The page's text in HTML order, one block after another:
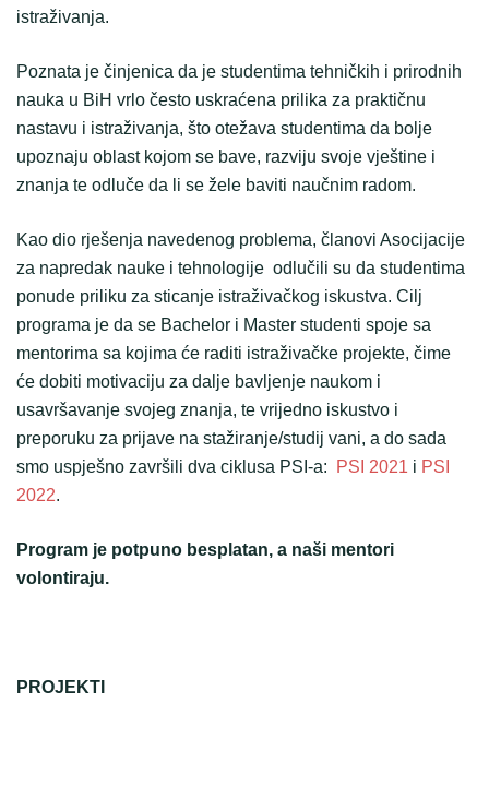
istraživanja.
Poznata je činjenica da je studentima tehničkih i prirodnih
nauka u BiH vrlo često uskraćena prilika za praktičnu
nastavu i istraživanja, što otežava studentima da bolje
upoznaju oblast kojom se bave, razviju svoje vještine i
znanja te odluče da li se žele baviti naučnim radom.
Kao dio rješenja navedenog problema, članovi Asocijacije
za napredak nauke i tehnologije odlučili su da studentima
ponude priliku za sticanje istraživačkog iskustva. Cilj
programa je da se Bachelor i Master studenti spoje sa
mentorima sa kojima će raditi istraživačke projekte, čime
će dobiti motivaciju za dalje bavljenje naukom i
usavršavanje svojeg znanja, te vrijedno iskustvo i
preporuku za prijave na stažiranje/studij vani, a do sada
smo uspješno završili dva ciklusa PSI-a:
PSI 2021 i PSI
2022.
Program je potpuno besplatan, a naši mentori
volontiraju.
PROJEKTI